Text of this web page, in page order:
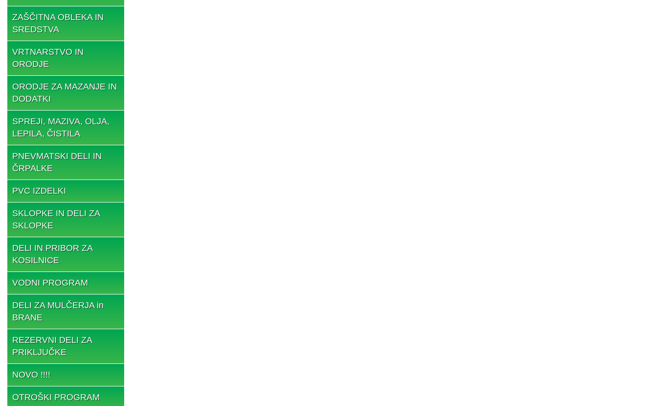
ZAŠČITNA OBLEKA IN
SREDSTVA
VRTNARSTVO IN
ORODJE
ORODJE ZA MAZANJE IN
DODATKI
SPREJI, MAZIVA, OLJA,
LEPILA, ČISTILA
PNEVMATSKI DELI IN
ČRPALKE
PVC IZDELKI
SKLOPKE IN DELI ZA
SKLOPKE
DELI IN PRIBOR ZA
KOSILNICE
VODNI PROGRAM
DELI ZA MULČERJA in
BRANE
REZERVNI DELI ZA
PRIKLJUČKE
NOVO !!!!
OTROŠKI PROGRAM